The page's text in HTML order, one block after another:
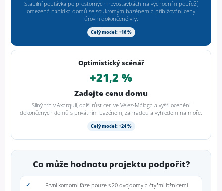
Stabilní poptávka po prostorných novostavbách na východním pobřeží,
omezená nabídka domů se soukromým bazénem a přibližování ceny
úrovni dokončené vily.
Celý model: +16 %
Optimistický scénář
+21,2 %
Zadejte cenu domu
Silný trh v Axarquíi, další růst cen ve Vélez-Málaga a vyšší ocenění
dokončených domů s privátním bazénem, zahradou a výhledem na moře.
Celý model: +24 %
Co může hodnotu projektu podpořit?
První komorní fáze pouze s 20 dvojdomy a čtyřmi ložnicemi